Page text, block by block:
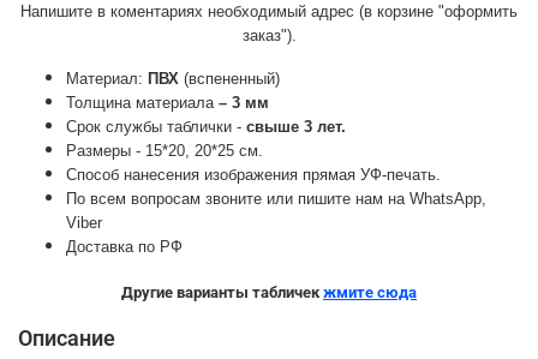
Напишите в коментариях необходимый адрес (в корзине "оформить
заказ").
Материал: ПВХ (вспененный)
Толщина материала – 3 мм
Срок службы таблички - свыше 3 лет.
Размеры - 15*20, 20*25 см.
Способ нанесения изображения прямая УФ-печать.
По всем вопросам звоните или пишите нам на WhatsApp,
Viber
Доставка по РФ
Другие варианты табличек жмите сюда
Описание